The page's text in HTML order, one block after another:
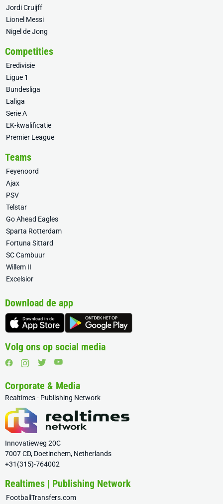
Jordi Cruijff
Lionel Messi
Nigel de Jong
Competities
Eredivisie
Ligue 1
Bundesliga
Laliga
Serie A
EK-kwalificatie
Premier League
Teams
Feyenoord
Ajax
PSV
Telstar
Go Ahead Eagles
Sparta Rotterdam
Fortuna Sittard
SC Cambuur
Willem II
Excelsior
Download de app
Volg ons op social media
Corporate & Media
Realtimes - Publishing Network
Innovatieweg 20C
7007 CD, Doetinchem, Netherlands
+31(315)-764002
Realtimes | Publishing Network
FootballTransfers.com